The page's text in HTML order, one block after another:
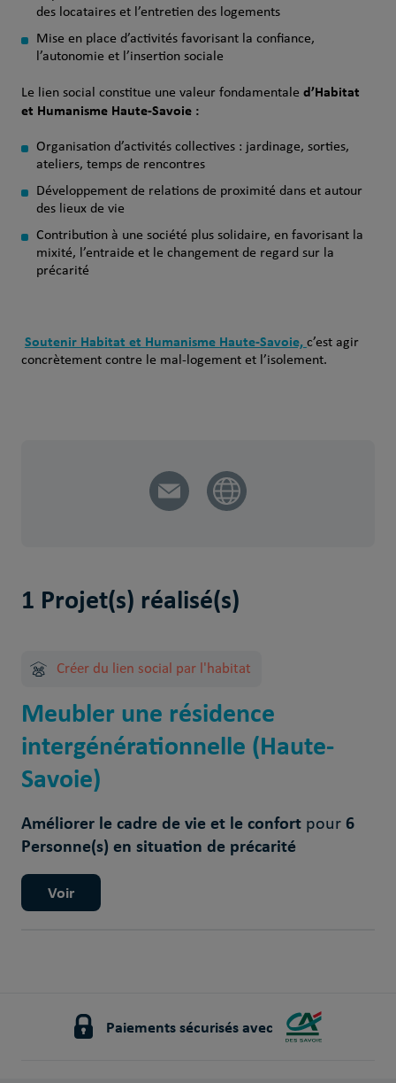
des locataires et l’entretien des logements
Mise en place d’activités favorisant la confiance,
l’autonomie et l’insertion sociale
Le lien social constitue une valeur fondamentale d’Habitat
et Humanisme Haute‑Savoie :
Organisation d’activités collectives : jardinage, sorties,
ateliers, temps de rencontres
Développement de relations de proximité dans et autour
des lieux de vie
Contribution à une société plus solidaire, en favorisant la
mixité, l’entraide et le changement de regard sur la
précarité
Soutenir Habitat et Humanisme Haute‑Savoie, c’est agir
concrètement contre le mal‑logement et l’isolement.
1 Projet(s) réalisé(s)
Créer du lien social par l'habitat
Meubler une résidence
intergénérationnelle (Haute-
Savoie)
Améliorer le cadre de vie et le confort pour6
Personne(s) en situation de précarité
Voir
Paiements sécurisés avec